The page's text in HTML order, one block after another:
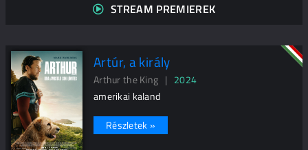
STREAM PREMIEREK
Artúr, a király
Arthur the King | 2024
amerikai kaland
Részletek »